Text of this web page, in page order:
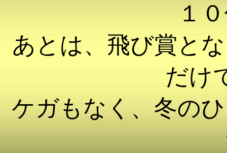
１
あとは、飛び賞と
だけ
ケガもなく、冬の